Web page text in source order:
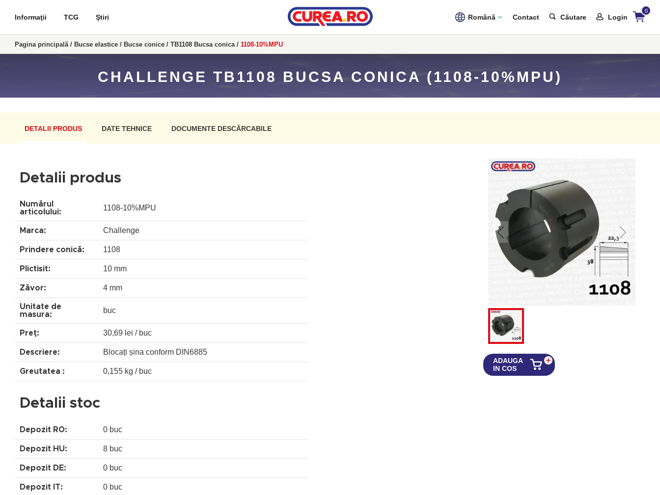
Informaţii TCG Ştiri Română Contact Căutare Login
0
Pagina principală / Bucse elastice / Bucse conice / TB1108 Bucsa conica / 1108-10%MPU
CHALLENGE TB1108 BUCSA CONICA (1108-10%MPU)
DETALII PRODUS DATE TEHNICE DOCUMENTE DESCĂRCABILE
Detalii produs
Numărul
articolului:
1108-10%MPU
Marca: Challenge
Prindere conică: 1108
Plictisit: 10 mm
Zăvor: 4 mm
Unitate de
masura:
buc
Preţ: 30,69 lei / buc
Descriere: Blocați șina conform DIN6885
Greutatea : 0,155 kg / buc
Detalii stoc
Depozit RO: 0 buc
Depozit HU: 8 buc
Depozit DE: 0 buc
Depozit IT: 0 buc
ADAUGA
IN COS